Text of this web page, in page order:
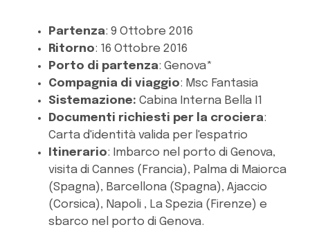
Partenza: 9 Ottobre 2016
Ritorno: 16 Ottobre 2016
Porto di partenza: Genova*
Compagnia di viaggio: Msc Fantasia
Sistemazione: Cabina Interna Bella I1
Documenti richiesti per la crociera:
Carta d'identità valida per l'espatrio
Itinerario: Imbarco nel porto di Genova,
visita di Cannes (Francia), Palma di Maiorca
(Spagna), Barcellona (Spagna), Ajaccio
(Corsica), Napoli , La Spezia (Firenze) e
sbarco nel porto di Genova.